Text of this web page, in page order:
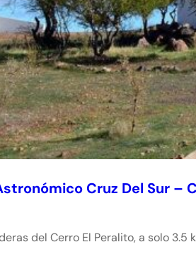
Cruz Del Sur –
del Cerro El Peralito, a solo 3.5